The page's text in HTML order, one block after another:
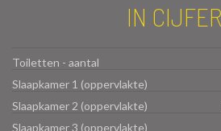
IN
Toiletten - aantal
Slaapkamer 1 (oppervlakte)
Slaapkamer 2 (oppervlakte)
Slaapkamer 3 (oppervlakte)